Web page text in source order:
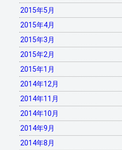
2015年5月
2015年4月
2015年3月
2015年2月
2015年1月
2014年12月
2014年11月
2014年10月
2014年9月
2014年8月